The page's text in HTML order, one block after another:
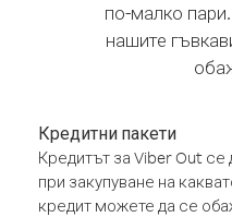
по-малко
нашите
Кредитни пакети
Кредитът за Viber Out
при закупуване на
кредит можете да се